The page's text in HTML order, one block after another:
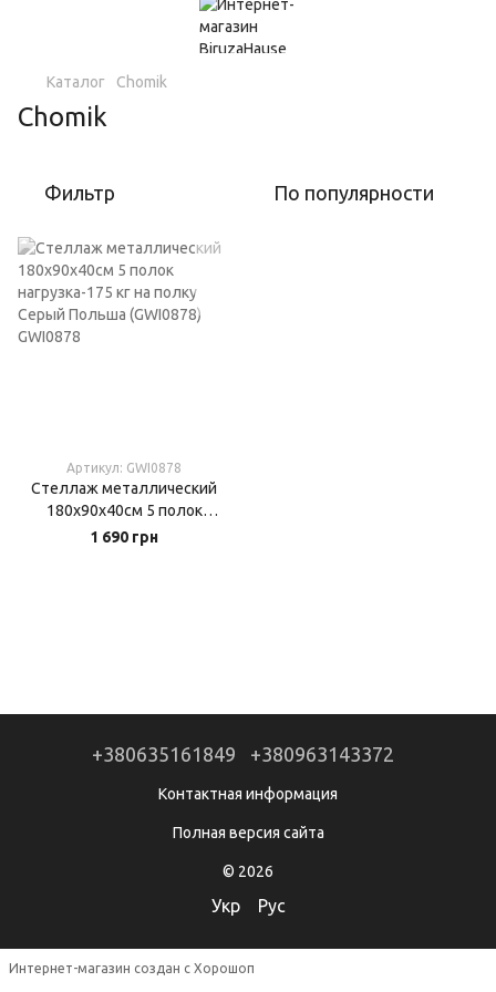
Каталог Chomik
Chomik
Фильтр По популярности
Артикул: GWI0878
Стеллаж металлический
180х90х40см 5 полок
нагрузка-175 кг на полку
1 690 грн
+380635161849 +380963143372
Контактная информация
Полная версия сайта
© 2026
Укр Рус
Интернет-магазин создан с Хорошоп